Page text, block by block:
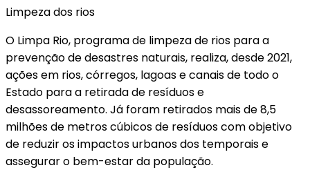
Limpeza dos rios
O Limpa Rio, programa de limpeza de rios para a
prevenção de desastres naturais, realiza, desde 2021,
ações em rios, córregos, lagoas e canais de todo o
Estado para a retirada de resíduos e
desassoreamento. Já foram retirados mais de 8,5
milhões de metros cúbicos de resíduos com objetivo
de reduzir os impactos urbanos dos temporais e
assegurar o bem-estar da população.